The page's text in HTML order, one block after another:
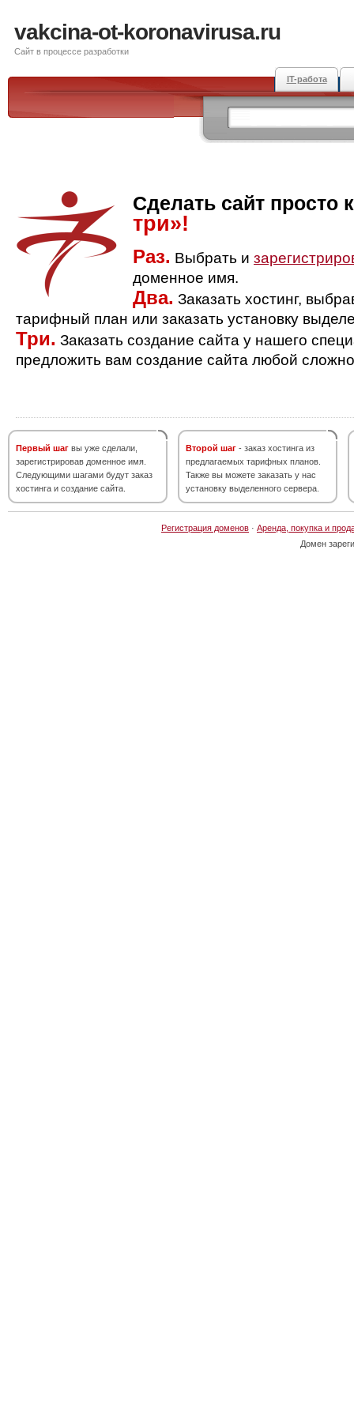
vakcina-ot-koronavirusa.ru
Сайт в процессе разработки
IT-работа
Сделать сайт просто
три»!
Раз. Выбрать и
доменное имя.
Два. Заказать хостинг,
тарифный план или заказать установку
Три. Заказать создание сайта у нашего
предложить вам создание сайта любой
Первый шаг вы уже сделали,
зарегистрировав доменное имя.
Следующими шагами будут заказ
хостинга и создание сайта.
Второй шаг - заказ хостинга из
предлагаемых тарифных планов.
Также вы можете заказать у нас
установку выделенного сервера.
Регистрация доменов · Аренда, покупка и
Домен